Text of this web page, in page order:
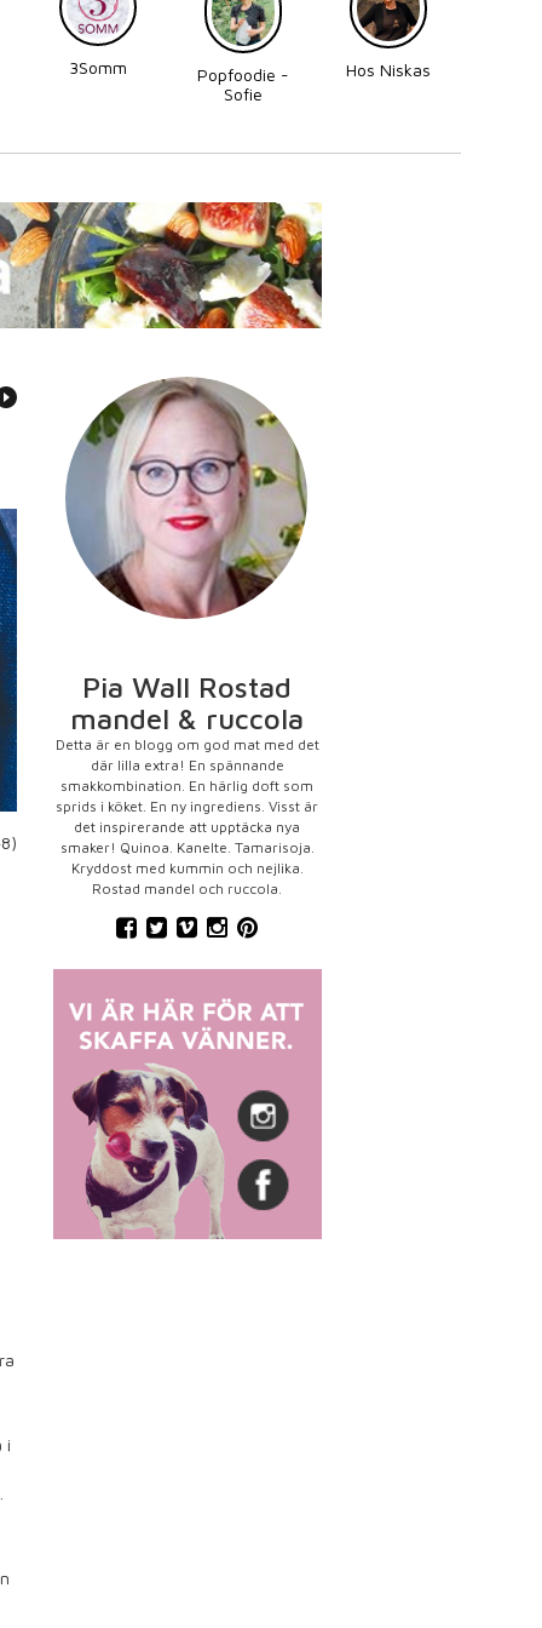
3Somm
Popfoodie -
Sofie
Hos Niskas
i
Pia Wall Rostad
mandel & ruccola
Detta är en blogg om god mat med det
där lilla extra! En spännande
smakkombination. En härlig doft som
sprids i köket. En ny ingrediens. Visst är
det inspirerande att upptäcka nya
smaker! Quinoa. Kanelte. Tamarisoja.
Kryddost med kummin och nejlika.
Rostad mandel och ruccola.